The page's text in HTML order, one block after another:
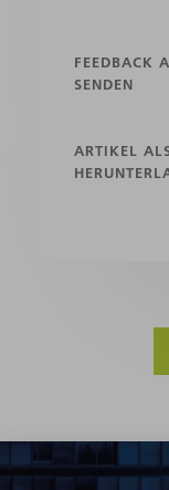
FEEDBACK
SENDEN
ARTIKEL